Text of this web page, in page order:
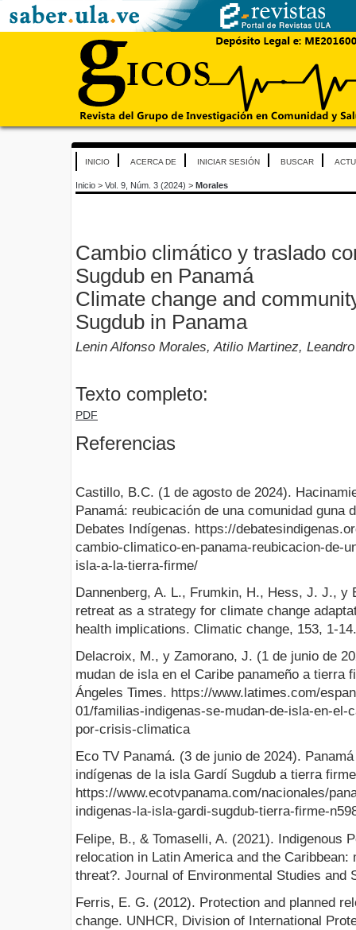
INICIO ACERCA DE INICIAR SESIÓN BUSCAR
Inicio > Vol. 9, Núm. 3 (2024) > Morales
Cambio climático y traslado
Sugdub en Panamá
Climate change and
Sugdub in Panama
Lenin Alfonso Morales, Atilio Martinez,
Texto completo:
PDF
Referencias
Castillo, B.C. (1 de agosto de 2024).
Panamá: reubicación de una comunidad guna
Debates Indígenas. https://
cambio-climatico-en-panama-reubicacion-de-
isla-a-la-tierra-firme/
Dannenberg, A. L., Frumkin, H., Hess, J. J., y
retreat as a strategy for climate change
health implications. Climatic change, 153, 1-14.
Delacroix, M., y Zamorano, J. (1 de junio de
mudan de isla en el Caribe panameño a tierra
Ángeles Times. https://www.latimes.com/
01/familias-indigenas-se-mudan-de-isla-en-el-
por-crisis-climatica
Eco TV Panamá. (3 de junio de 2024).
indígenas de la isla Gardí Sugdub a tierra
https://www.ecotvpanama.com/nacionales/
indigenas-la-isla-gardi-sugdub-tierra-firme-
Felipe, B., & Tomaselli, A. (2021). Indigenous
relocation in Latin America and the
threat?. Journal of Environmental Studies and
Ferris, E. G. (2012). Protection and planned
change. UNHCR, Division of International